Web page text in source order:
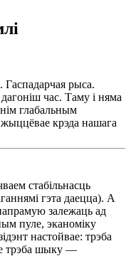
Гаспадарчая рыса.
час. Таму і няма
глабальным
жыццёвае крэда нашага
стабільнасць
гэта даецца). А
залежаць ад
пуле, эканоміку
настойвае: трэба
трэба шыку —